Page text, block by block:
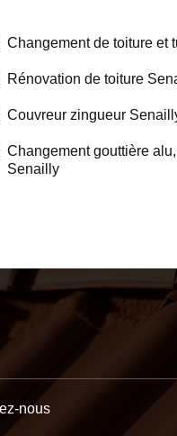
Changement de toiture et
Rénovation de toiture
Couvreur zingueur
Changement gouttière
Senailly
nous